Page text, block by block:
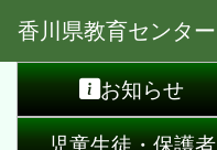
香川県教育センター
お知らせ
児童生徒・保護者